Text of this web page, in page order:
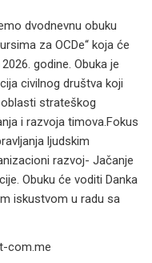
dvodnevnu obuku
za OCDe“ koja će
godine. Obuka je
civilnog društva koji
strateškog
i razvoja timova.Fokus
ljudskim
razvoj- Jačanje
Obuku će voditi Danka
iskustvom u radu sa
com.me